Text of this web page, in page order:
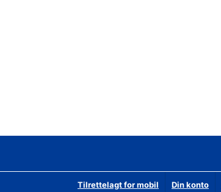
Tilrettelagt for mobil Din konto